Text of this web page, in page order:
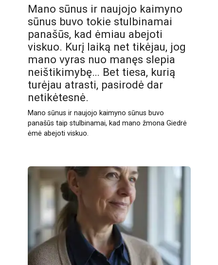
Mano sūnus ir naujojo kaimyno
sūnus buvo tokie stulbinamai
panašūs, kad ėmiau abejoti
viskuo. Kurį laiką net tikėjau, jog
mano vyras nuo manęs slepia
neištikimybę… Bet tiesa, kurią
turėjau atrasti, pasirodė dar
netikėtesnė.
Mano sūnus ir naujojo kaimyno sūnus buvo
panašūs taip stulbinamai, kad mano žmona Giedrė
ėmė abejoti viskuo.